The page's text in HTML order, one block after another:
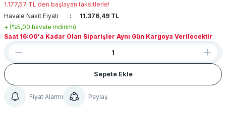
1.177,57 TL den başlayan taksitlerle!
Havale Nakit Fiyatı
11.376,49 TL
+ (%5,00 havale indirimi)
Saat 16:00'a Kadar Olan Siparişler Aynı Gün Kargoya Verilecektir
Sepete Ekle
Fiyat Alarmı Paylaş
Cihazları